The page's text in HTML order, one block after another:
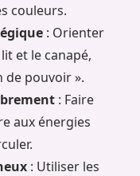
couleurs.
: Orienter
et le canapé,
de pouvoir ».
: Faire
aux énergies
: Utiliser les